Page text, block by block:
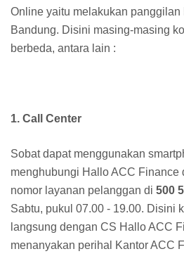
Online yaitu melakukan
Bandung. Disini masing-masing
berbeda, antara lain :
1. Call Center
Sobat dapat menggunakan
menghubungi Hallo ACC Finance
nomor layanan pelanggan di 500
Sabtu, pukul 07.00 - 19.00. Disini
langsung dengan CS Hallo ACC
menanyakan perihal Kantor ACC